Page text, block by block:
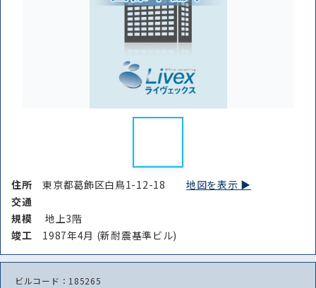
住所東京都葛飾区白鳥1-12-18地図を表示 ▶︎
交通
規模
地上3階
竣⼯ 1987年4月 (新耐震基準ビル)
ビルコード：185265